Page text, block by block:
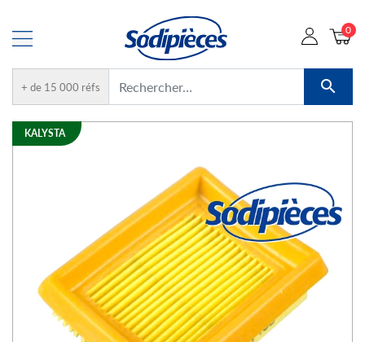
+ de 15 000 réfs 
0
KALYSTA